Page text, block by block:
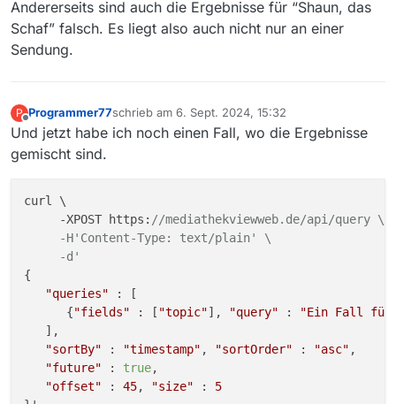
Andererseits sind auch die Ergebnisse für “Shaun, das
Schaf” falsch. Es liegt also auch nicht nur an einer
Sendung.
P
Offline
Programmer77schrieb am 6. Sept. 2024, 15:32
zuletzt editiert von
Und jetzt habe ich noch einen Fall, wo die Ergebnisse
gemischt sind.
curl \
     -XPOST https:
//mediathekviewweb.de/api/query \
     -H'Content-Type: text/plain' \
     -d'
{
"queries" : [
      {
"fields" : [ "topic"], "query" :
"Ein Fall für
   ],
"sortBy" : "timestamp" , "sortOrder" : "asc" ,
"future" : true,
"offset" : 45, "size" : 5